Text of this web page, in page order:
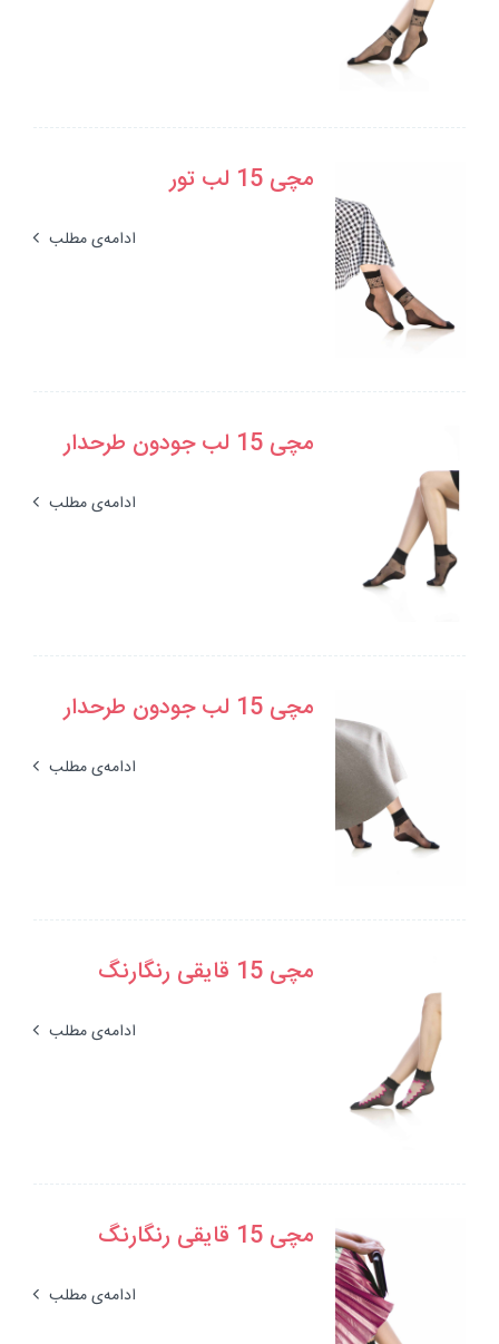
مچی 15 لب تور
ادامه‌ی مطلب
مچی 15 لب جودون طرحدار
ادامه‌ی مطلب
مچی 15 لب جودون طرحدار
ادامه‌ی مطلب
مچی 15 قایقی رنگارنگ
ادامه‌ی مطلب
مچی 15 قایقی رنگارنگ
ادامه‌ی مطلب